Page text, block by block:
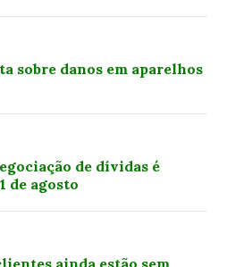
sobre danos em aparelhos
de dívidas é
de agosto